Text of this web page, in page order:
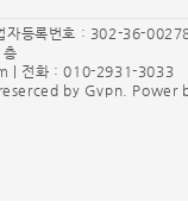
자등록번호 : 302-36-
| 전화 : 010-2931-3033
by Gvpn. Power